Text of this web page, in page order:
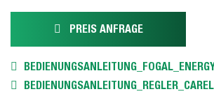
PREIS ANFRAGE